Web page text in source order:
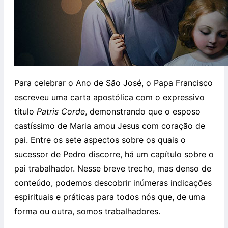
Para celebrar o Ano de São José, o Papa Francisco
escreveu uma carta apostólica com o expressivo
título Patris Corde, demonstrando que o esposo
castíssimo de Maria amou Jesus com coração de
pai. Entre os sete aspectos sobre os quais o
sucessor de Pedro discorre, há um capítulo sobre o
pai trabalhador. Nesse breve trecho, mas denso de
conteúdo, podemos descobrir inúmeras indicações
espirituais e práticas para todos nós que, de uma
forma ou outra, somos trabalhadores.